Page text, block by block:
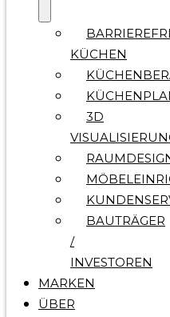
KÜCHEN
3D
BAUTRÄGER
/
INVESTOREN
MARKEN
ÜBER